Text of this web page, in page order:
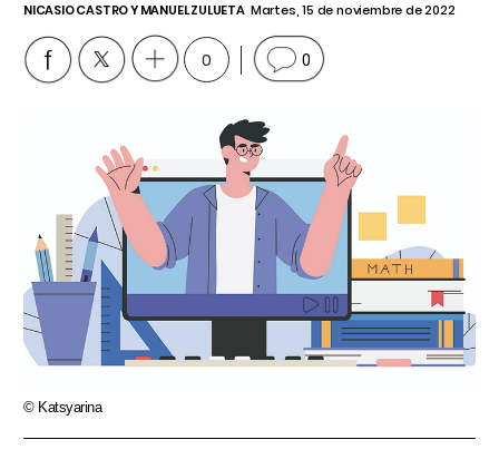
NICASIO CASTRO Y MANUEL ZULUETA Martes, 15 de noviembre de 2022
0 0
© Katsyarina